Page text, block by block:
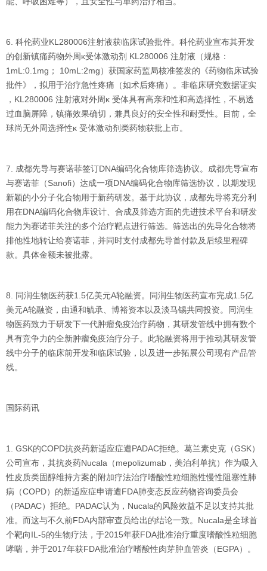
6. 科伦药业KL280006注射液获临床试验批件。科伦药业宣布其开发
的创新镇痛药物外周κ受体激动剂 KL280006 注射液（规格：
1mL:0.1mg； 10mL:2mg）获国家药监局核准签发的《药物临床试验
批件》，拟用于治疗急性疼痛（如术后疼痛）。非临床研究数据证实
，KL280006 注射液对外周κ 受体具有高亲和性和高选择性，不易透
过血脑屏障，镇痛效果确切，兼具良好的安全性和耐受性。目前，全
球尚无外周选择性κ 受体激动剂类药物获批上市。
7. 成都先导与赛诺菲签订DNA编码化合物库筛选协议。成都先导宣布
与赛诺菲（Sanofi）达成一项DNA编码化合物库筛选协议，以期发现
新颖的小分子化合物用于新药研发。基于此协议，成都先导将充分利
用在DNA编码化合物库设计、合成及筛选方面的先进技术平台和研发
能力为赛诺菲关注的多个治疗靶点进行筛选。筛选出的先导化合物将
排他性地转让给赛诺菲，并同时支付成都先导首付款及后续里程碑
款。具体金额未被批露。
8. 同润生物医药获1.5亿美元A轮融资。同润生物医药宣布完成1.5亿
美元A轮融资，由通和毓承、博裕资本以及淡马锡共同投资。同润生
物医药致力于研发下一代肿瘤免疫治疗药物，其研发管线中拥有数个
具有竞争力的全新肿瘤免疫治疗分子。此轮融资将用于推动其研发管
线中分子的临床前开发和临床试验，以及进一步拓展公司现有产品管
线。
国际药讯
1. GSK的COPD抗炎药新适应症遭PADAC拒绝。葛兰素史克（GSK）
公司宣布，其抗炎药Nucala（mepolizumab，美泊利单抗）作为吸入
性皮质类固醇维持方案的附加疗法治疗嗜酸性粒细胞性慢性阻塞性肺
病（COPD）的新适应症申请遭FDA肺变态反应药物咨询委员会
（PADAC）拒绝。PADAC认为，Nucala的风险效益不足以支持其批
准。而这与不久前FDA内部审查员给出的结论一致。Nucala是全球首
个靶向IL-5的生物疗法，于2015年获FDA批准治疗重度嗜酸性粒细胞
哮喘，并于2017年获FDA批准治疗嗜酸性肉芽肿血管炎（EGPA）。